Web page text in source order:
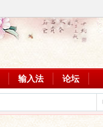
输入法 论坛